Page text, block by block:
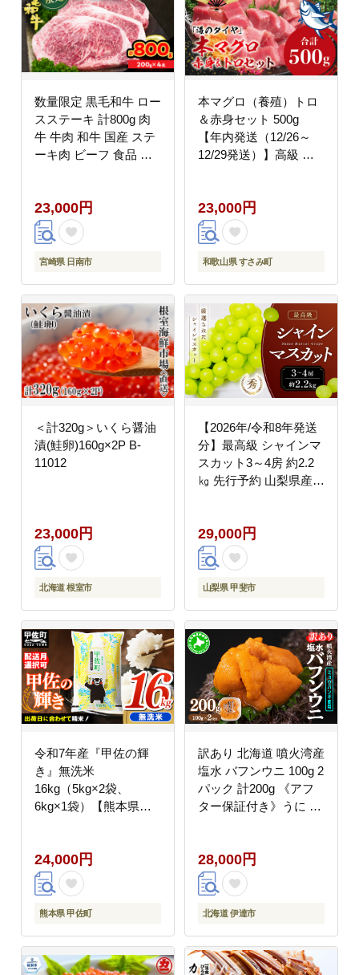
数量限定 黒毛和牛 ロー
スステーキ 計800g 肉
牛 牛肉 和牛 国産 ステ
ーキ肉 ビーフ 食品 贅
肉 鉄板焼き BBQ バー
ベキュー おすすめ 小分
け ギフト 贈り物 贈答
ご褒美 ミヤチク 冷凍
_DC26-25
23,000円
宮崎県 日南市
本マグロ（養殖）トロ
＆赤身セット 500g
【年内発送（12/26～
12/29発送）】高級 ク
赤身 柵 じゃばらまぐろ
本マグロ 本鮪
【nks110D-sg】
23,000円
和歌山県 すさみ町
＜計320g＞いくら醤油
漬(鮭卵)160g×2P B-
11012
23,000円
北海道 根室市
【2026年/令和8年発送
分】最高級 シャインマ
スカット3～4房 約2.2
㎏ 先行予約 山梨県産
葡萄 シャイン シャイン
マスカット 新鮮 人気
おすすめ 国産 贈答 ギ
フト お取り寄せ 山梨
29,000円
山梨県 甲斐市
令和7年産『甲佐の輝
き』無洗米
16kg（5kg×2袋、
6kg×1袋）【熊本県
ブレンド米 複数原料米
訳あり 厳選 マイスター
生活応援 ひのひかり 森
のくまさん おすすめ 熊
ZO】
24,000円
熊本県 甲佐町
訳あり 北海道 噴火湾産
塩水 バフンウニ 100g 2
パック 計200g 《アフ
ター保証付き》うに ウ
厚 無添加 産地直送 お
取り寄せ 山村水産 送料
無料
28,000円
北海道 伊達市